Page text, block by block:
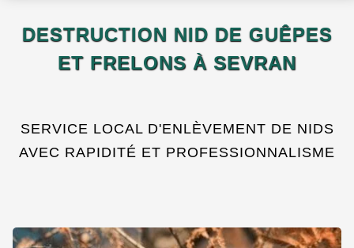
DESTRUCTION NID DE GUÊPES
ET FRELONS À SEVRAN
SERVICE LOCAL D'ENLÈVEMENT DE NIDS
AVEC RAPIDITÉ ET PROFESSIONNALISME